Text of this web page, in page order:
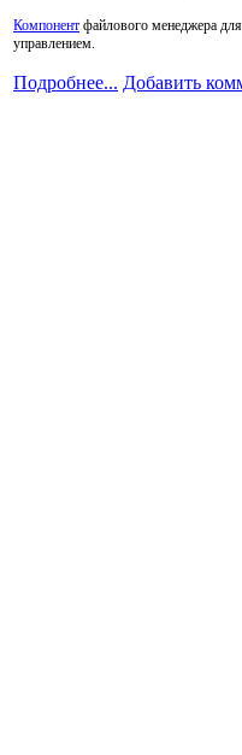
Компонент файлового менеджера
управлением.
Подробнее... Добавить